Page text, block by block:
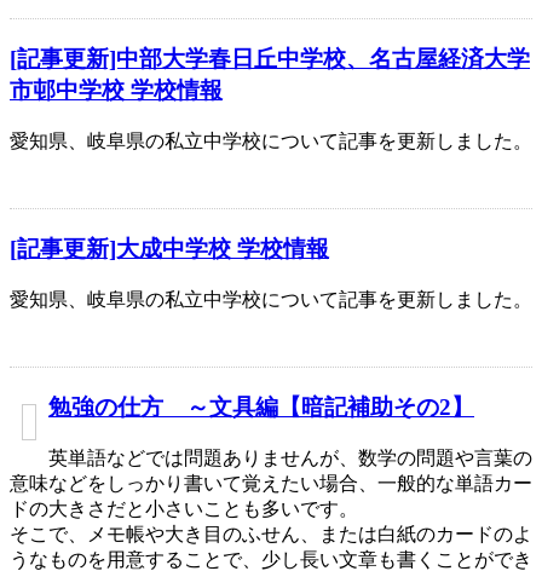
[記事更新]中部大学春日丘中学校、名古屋経済大学
市邨中学校 学校情報
愛知県、岐阜県の私立中学校について記事を更新しました。
[記事更新]大成中学校 学校情報
愛知県、岐阜県の私立中学校について記事を更新しました。
勉強の仕方 ～文具編【暗記補助その2】
英単語などでは問題ありませんが、数学の問題や言葉の
意味などをしっかり書いて覚えたい場合、一般的な単語カー
ドの大きさだと小さいことも多いです。
そこで、メモ帳や大き目のふせん、または白紙のカードのよ
うなものを用意することで、少し長い文章も書くことができ